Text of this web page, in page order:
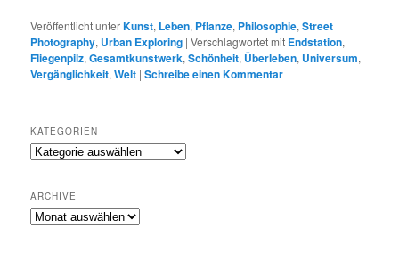
Veröffentlicht unterKunst, Leben, Pflanze, Philosophie,Street
Photography, Urban Exploring |Verschlagwortet mit Endstation,
Fliegenpilz,Gesamtkunstwerk,Schönheit, Überleben, Universum,
Vergänglichkeit,Welt |Schreibe einen Kommentar
KATEGORIEN
K
e
g
ARCHIVE
A